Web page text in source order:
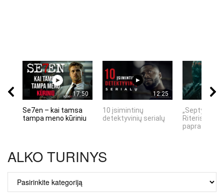
17:50
Se7en – kai tamsa
tampa meno kūriniu
12:25
10 įsimintinų
detektyvinių serialų
„Septynių
Riteris" – kai
ALKO TURINYS
ALKO
TURINYS